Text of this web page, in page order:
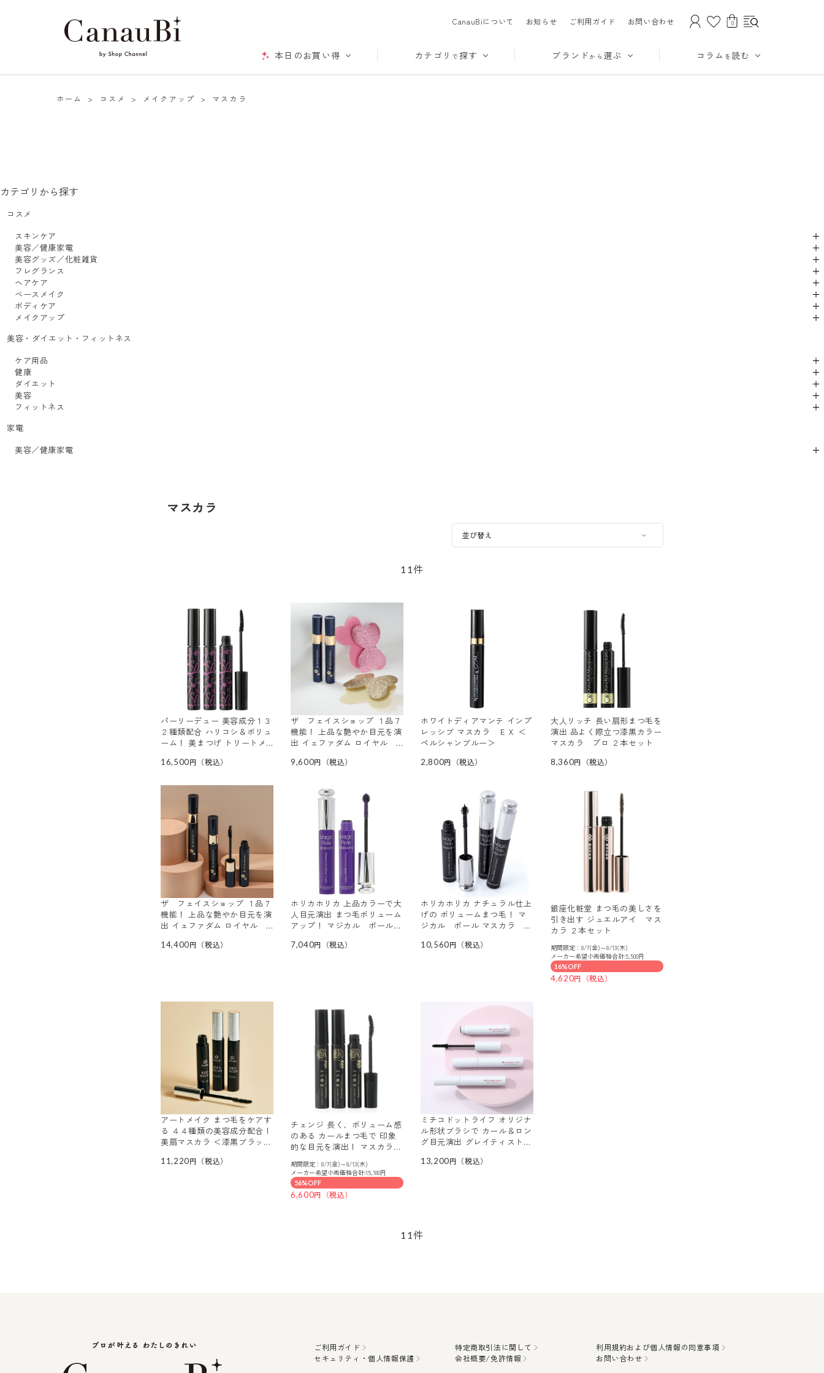
CanauBiについて お知らせ ご利用ガイド お問い合わせ 0
本日のお買い得 カテゴリ で探す ブランド から 選ぶ コラム を読む
ホーム > コスメ > メイクアップ > マスカラ
カテゴリから探す
コスメ
スキンケア
美容／健康家電
美容グッズ／化粧雑貨
フレグランス
ヘアケア
ベースメイク
ボディケア
メイクアップ
美容・ダイエット・フィットネス
ケア用品
健康
ダイエット
美容
フィットネス
家電
美容／健康家電
マスカラ
11件
パーリーデュー 美容成分１３
２種類配合 ハリコシ＆ボリュ
ーム！ 美まつげ トリートメ
ジュエルブラック＞ ３本セ
16,500
ザ フェイスショップ １品７
機能！ 上品な艶やか目元を演
出 イェファダム ロイヤル
ト
9,600
ホワイトディアマンテ インプ
レッシブ マスカラ ＥＸ ＜
ペルシャンブルー＞
2,800
大人リッチ 長い扇形まつ毛を
演出 品よく際立つ漆黒カラー
マスカラ プロ ２本セット
8,360
ザ フェイスショップ １品７
機能！ 上品な艶やか目元を演
出 イェファダム ロイヤル
14,400
ホリカホリカ 上品カラーで大
人目元演出 まつ毛ボリューム
アップ！ マジカル ポール
２本セット
7,040
ホリカホリカ ナチュラル仕上
げの ボリュームまつ毛！ マ
ジカル ポール マスカラ Ｗ
10,560
銀座化粧堂 まつ毛の美しさを
引き出す ジュエルアイ マス
カラ ２本セット
期間限定：8/7(金)～8/13(木)
メーカー希望小売価格合計:5,500円
16%OFF
4,620
アートメイク まつ毛をケアす
る ４４種類の美容成分配合！
美扇マスカラ ＜漆黒ブラック
11,220
チェンジ 長く、ボリューム感
のある カールまつ毛で 印象
的な目元を演出！ マスカラ
期間限定：8/7(金)～8/13(木)
メーカー希望小売価格合計:15,180円
56%OFF
6,600
ミチコドットライフ オリジナ
ル形状ブラシで カール＆ロン
グ目元演出 グレイティスト
13,200
11件
ご利用ガイド 特定商取引法に関して
利用規約および個人情報の同意事項
セキュリティ・個人情報保護
会社概要/免許情報 お問い合わせ